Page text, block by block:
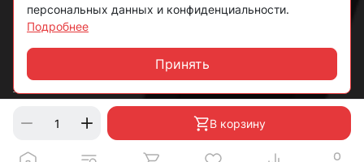
В корзину
Политика конфиденциальности
Согласие на обработку данных
Пользовательское соглашение
персональных данных и конфиденциальности.
Подробнее
Принять
Чат